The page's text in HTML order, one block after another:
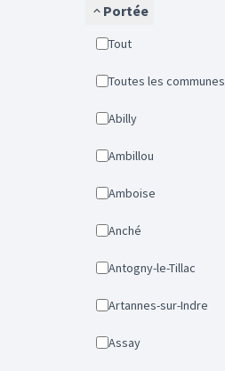
Portée
Tout
Toutes les communes
Abilly
Ambillou
Amboise
Anché
Antogny-le-Tillac
Artannes-sur-Indre
Assay